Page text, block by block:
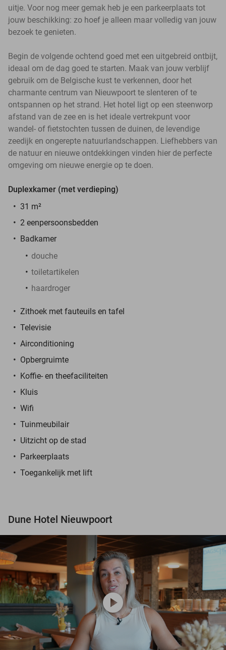
uitje. Voor nog meer gemak heb je een parkeerplaats tot
jouw beschikking: zo hoef je alleen maar volledig van jouw
bezoek te genieten.
Begin de volgende ochtend goed met een uitgebreid ontbijt,
ideaal om de dag goed te starten. Maak van jouw verblijf
gebruik om de Belgische kust te verkennen, door het
charmante centrum van Nieuwpoort te slenteren of te
ontspannen op het strand. Het hotel ligt op een steenworp
afstand van de zee en is het ideale vertrekpunt voor
wandel- of fietstochten tussen de duinen, de levendige
zeedijk en ongerepte natuurlandschappen. Liefhebbers van
de natuur en nieuwe ontdekkingen vinden hier de perfecte
omgeving om nieuwe energie op te doen.
Duplexkamer (met verdieping)
31 m²
2 eenpersoonsbedden
Badkamer
douche
toiletartikelen
haardroger
Zithoek met fauteuils en tafel
Televisie
Airconditioning
Opbergruimte
Koffie- en theefaciliteiten
Kluis
Wifi
Tuinmeubilair
Uitzicht op de stad
Parkeerplaats
Toegankelijk met lift
Dune Hotel Nieuwpoort
play_circle